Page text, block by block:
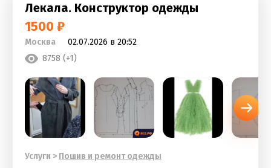
Лекала. Конструктор одежды
1500 ₽
Москва
02.07.2026 в 20:52
8758 (+1)
Услуги > Пошив и ремонт одежды